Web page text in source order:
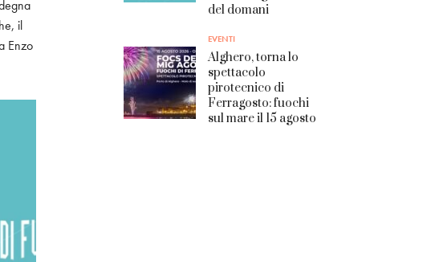
il
Enzo
del domani
EVENTI
Alghero, torna lo
spettacolo
pirotecnico di
Ferragosto: fuochi
sul mare il 15 agosto